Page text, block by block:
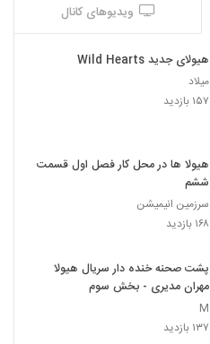
ویدیوهای کانال
هیولای جدید Wild Hearts
میلاد
۱۵۷ بازدید
هیولا ها در محل کار فصل اول قسمت
ششم
سرزمین انیمیشن
۱۶۸ بازدید
پشت صحنه خنده دار سریال هیولا
مهران مدیری - بخش سوم
M
۱۳۷ بازدید